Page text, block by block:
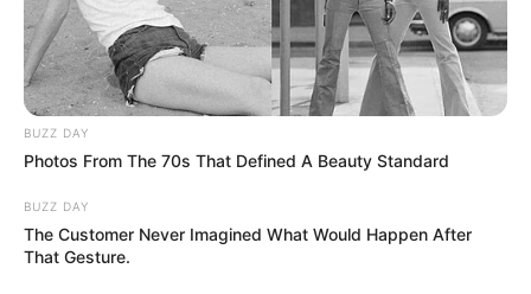
BUZZ DAY
Photos From The 70s That Defined A Beauty Standard
BUZZ DAY
The Customer Never Imagined What Would Happen After
That Gesture.